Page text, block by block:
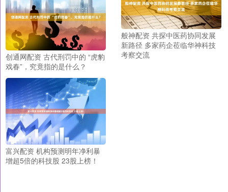
创通网配资 古代刑罚中的 “虎豹
戏春”，究竟指的是什么？
般神配资 共探中医药协同发展
新路径 多家药企莅临华神科技
考察交流
富兴配资 机构预测明年净利暴
增超5倍的科技股 23股上榜！